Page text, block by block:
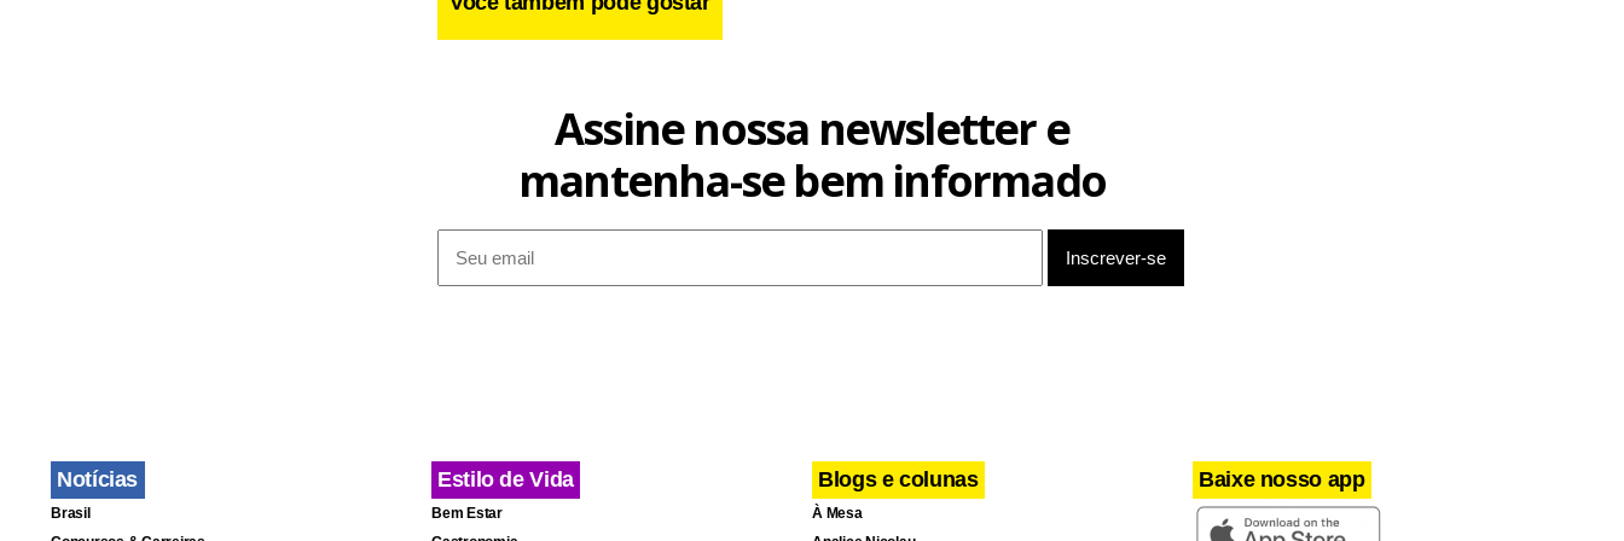
Larguei a mala no canto do quarto e sentei na beira da cama. Porque quando
ninguém desembarca em paz.
Assine nossa newsletter e
mantenha-se bem informado
Notícias
Brasil
Estilo de Vida
Bem Estar
Blogs e colunas
À Mesa
Baixe nosso app